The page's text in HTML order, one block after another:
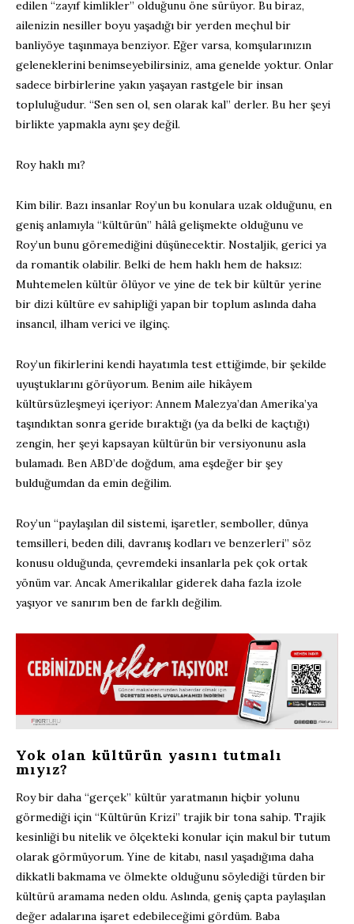
edilen “zayıf kimlikler” olduğunu öne sürüyor. Bu biraz,
ailenizin nesiller boyu yaşadığı bir yerden meçhul bir
banliyöye taşınmaya benziyor. Eğer varsa, komşularınızın
geleneklerini benimseyebilirsiniz, ama genelde yoktur. Onlar
sadece birbirlerine yakın yaşayan rastgele bir insan
topluluğudur. “Sen sen ol, sen olarak kal” derler. Bu her şeyi
birlikte yapmakla aynı şey değil.
Roy haklı mı?
Kim bilir. Bazı insanlar Roy’un bu konulara uzak olduğunu, en
geniş anlamıyla “kültürün” hâlâ gelişmekte olduğunu ve
Roy’un bunu göremediğini düşünecektir. Nostaljik, gerici ya
da romantik olabilir. Belki de hem haklı hem de haksız:
Muhtemelen kültür ölüyor ve yine de tek bir kültür yerine
bir dizi kültüre ev sahipliği yapan bir toplum aslında daha
insancıl, ilham verici ve ilginç.
Roy’un fikirlerini kendi hayatımla test ettiğimde, bir şekilde
uyuştuklarını görüyorum. Benim aile hikâyem
kültürsüzleşmeyi içeriyor: Annem Malezya’dan Amerika’ya
taşındıktan sonra geride bıraktığı (ya da belki de kaçtığı)
zengin, her şeyi kapsayan kültürün bir versiyonunu asla
bulamadı. Ben ABD’de doğdum, ama eşdeğer bir şey
bulduğumdan da emin değilim.
Roy’un “paylaşılan dil sistemi, işaretler, semboller, dünya
temsilleri, beden dili, davranış kodları ve benzerleri” söz
konusu olduğunda, çevremdeki insanlarla pek çok ortak
yönüm var. Ancak Amerikalılar giderek daha fazla izole
yaşıyor ve sanırım ben de farklı değilim.
Yok olan kültürün yasını tutmalı
mıyız?
Roy bir daha “gerçek” kültür yaratmanın hiçbir yolunu
görmediği için “Kültürün Krizi” trajik bir tona sahip. Trajik
kesinliği bu nitelik ve ölçekteki konular için makul bir tutum
olarak görmüyorum. Yine de kitabı, nasıl yaşadığıma daha
dikkatli bakmama ve ölmekte olduğunu söylediği türden bir
kültürü aramama neden oldu. Aslında, geniş çapta paylaşılan
değer adalarına işaret edebileceğimi gördüm. Baba